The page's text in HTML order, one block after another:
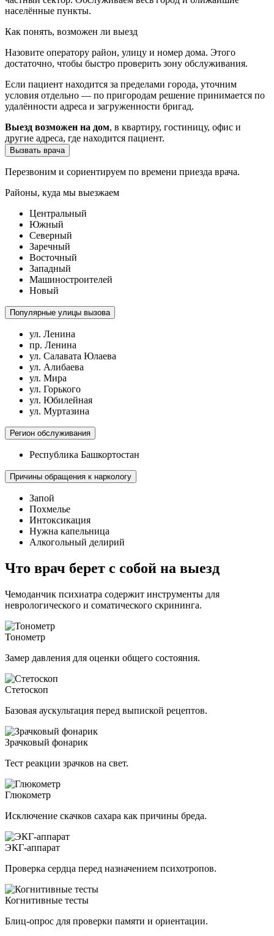
населённые пункты.
Как понять, возможен ли выезд
Назовите оператору район, улицу и номер дома. Этого
достаточно, чтобы быстро проверить зону обслуживания.
Если пациент находится за пределами города, уточним
условия отдельно — по пригородам решение принимается по
удалённости адреса и загруженности бригад.
Выезд возможен на дом, в квартиру, гостиницу, офис и
другие адреса, где находится пациент.
Вызвать врача
Перезвоним и сориентируем по времени приезда врача.
Районы, куда мы выезжаем
Центральный
Южный
Северный
Заречный
Восточный
Западный
Машиностроителей
Новый
Популярные улицы вызова
ул. Ленина
пр. Ленина
ул. Салавата Юлаева
ул. Алибаева
ул. Мира
ул. Горького
ул. Юбилейная
ул. Муртазина
Регион обслуживания
Республика Башкортостан
Причины обращения к наркологу
Запой
Похмелье
Интоксикация
Нужна капельница
Алкогольный делирий
Что врач берет с собой на выезд
Чемоданчик психиатра содержит инструменты для
неврологического и соматического скрининга.
Тонометр
Замер давления для оценки общего состояния.
Стетоскоп
Базовая аускультация перед выпиской рецептов.
Зрачковый фонарик
Тест реакции зрачков на свет.
Глюкометр
Исключение скачков сахара как причины бреда.
ЭКГ-аппарат
Проверка сердца перед назначением психотропов.
Когнитивные тесты
Блиц-опрос для проверки памяти и ориентации.